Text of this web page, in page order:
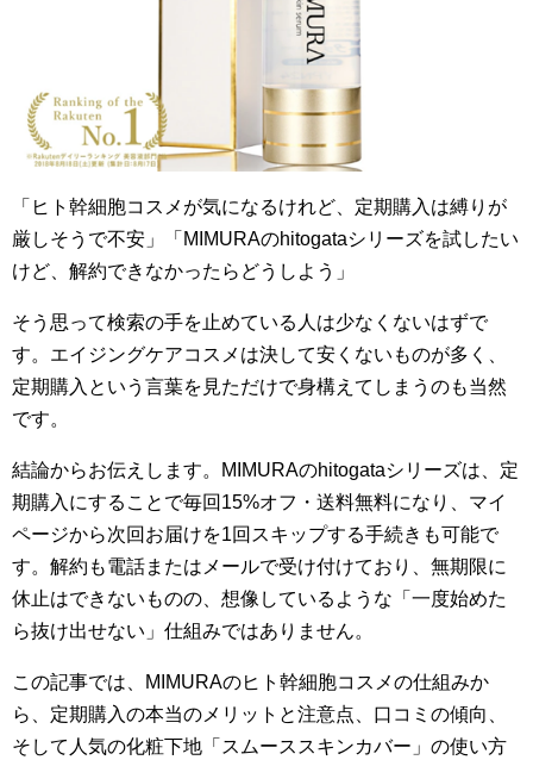
「ヒト幹細胞コスメが気になるけれど、定期購入は縛りが
厳しそうで不安」「MIMURAのhitogataシリーズを試したい
けど、解約できなかったらどうしよう」
そう思って検索の手を止めている人は少なくないはずで
す。エイジングケアコスメは決して安くないものが多く、
定期購入という言葉を見ただけで身構えてしまうのも当然
です。
結論からお伝えします。MIMURAのhitogataシリーズは、定
期購入にすることで毎回15%オフ・送料無料になり、マイ
ページから次回お届けを1回スキップする手続きも可能で
す。解約も電話またはメールで受け付けており、無期限に
休止はできないものの、想像しているような「一度始めた
ら抜け出せない」仕組みではありません。
この記事では、MIMURAのヒト幹細胞コスメの仕組みか
ら、定期購入の本当のメリットと注意点、口コミの傾向、
そして人気の化粧下地「スムーススキンカバー」の使い方